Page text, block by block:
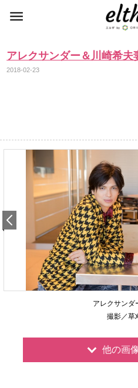
アレクサンダー＆川崎希
2018-02-23
アレクサンダ
撮影／草
他の画